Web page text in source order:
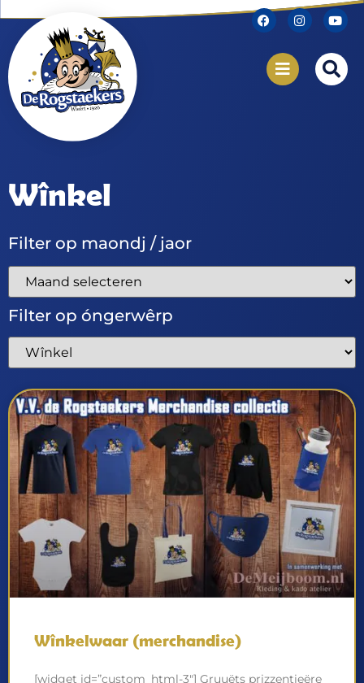
Wînkel
Filter op maondj / jaor
Filter op óngerwêrp
Wînkelwaar (merchandise)
[widget id=”custom_html-3″] Gruuëts prizzentieëre